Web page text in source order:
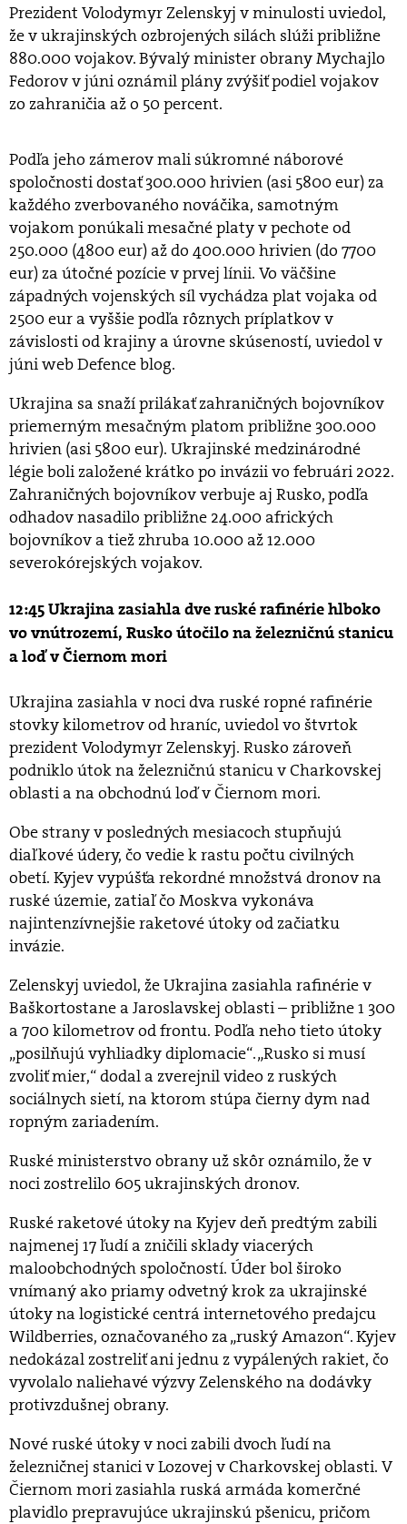
Prezident Volodymyr Zelenskyj v minulosti uviedol,
že v ukrajinských ozbrojených silách slúži približne
880.000 vojakov. Bývalý minister obrany Mychajlo
Fedorov v júni oznámil plány zvýšiť podiel vojakov
zo zahraničia až o 50 percent.
Podľa jeho zámerov mali súkromné náborové
spoločnosti dostať 300.000 hrivien (asi 5800 eur) za
každého zverbovaného nováčika, samotným
vojakom ponúkali mesačné platy v pechote od
250.000 (4800 eur) až do 400.000 hrivien (do 7700
eur) za útočné pozície v prvej línii. Vo väčšine
západných vojenských síl vychádza plat vojaka od
2500 eur a vyššie podľa rôznych príplatkov v
závislosti od krajiny a úrovne skúseností, uviedol v
júni web Defence blog.
Ukrajina sa snaží prilákať zahraničných bojovníkov
priemerným mesačným platom približne 300.000
hrivien (asi 5800 eur). Ukrajinské medzinárodné
légie boli založené krátko po invázii vo februári 2022.
Zahraničných bojovníkov verbuje aj Rusko, podľa
odhadov nasadilo približne 24.000 afrických
bojovníkov a tiež zhruba 10.000 až 12.000
severokórejských vojakov.
12:45 Ukrajina zasiahla dve ruské rafinérie hlboko
vo vnútrozemí, Rusko útočilo na železničnú stanicu
a loď v Čiernom mori
Ukrajina zasiahla v noci dva ruské ropné rafinérie
stovky kilometrov od hraníc, uviedol vo štvrtok
prezident Volodymyr Zelenskyj. Rusko zároveň
podniklo útok na železničnú stanicu v Charkovskej
oblasti a na obchodnú loď v Čiernom mori.
Obe strany v posledných mesiacoch stupňujú
diaľkové údery, čo vedie k rastu počtu civilných
obetí. Kyjev vypúšťa rekordné množstvá dronov na
ruské územie, zatiaľ čo Moskva vykonáva
najintenzívnejšie raketové útoky od začiatku
invázie.
Zelenskyj uviedol, že Ukrajina zasiahla rafinérie v
Baškortostane a Jaroslavskej oblasti – približne 1 300
a 700 kilometrov od frontu. Podľa neho tieto útoky
„posilňujú vyhliadky diplomacie“. „Rusko si musí
zvoliť mier,“ dodal a zverejnil video z ruských
sociálnych sietí, na ktorom stúpa čierny dym nad
ropným zariadením.
Ruské ministerstvo obrany už skôr oznámilo, že v
noci zostrelilo 605 ukrajinských dronov.
Ruské raketové útoky na Kyjev deň predtým zabili
najmenej 17 ľudí a zničili sklady viacerých
maloobchodných spoločností. Úder bol široko
vnímaný ako priamy odvetný krok za ukrajinské
útoky na logistické centrá internetového predajcu
Wildberries, označovaného za „ruský Amazon“. Kyjev
nedokázal zostreliť ani jednu z vypálených rakiet, čo
vyvolalo naliehavé výzvy Zelenského na dodávky
protivzdušnej obrany.
Nové ruské útoky v noci zabili dvoch ľudí na
železničnej stanici v Lozovej v Charkovskej oblasti. V
Čiernom mori zasiahla ruská armáda komerčné
plavidlo prepravujúce ukrajinskú pšenicu, pričom